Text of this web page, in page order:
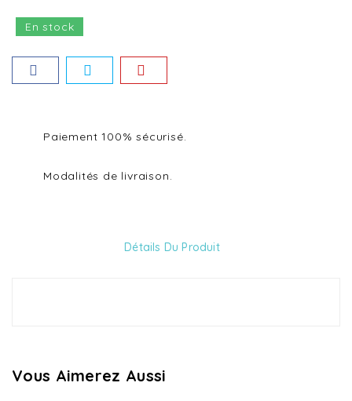
En stock
Paiement 100% sécurisé.
Modalités de livraison.
Détails Du Produit
Vous Aimerez Aussi